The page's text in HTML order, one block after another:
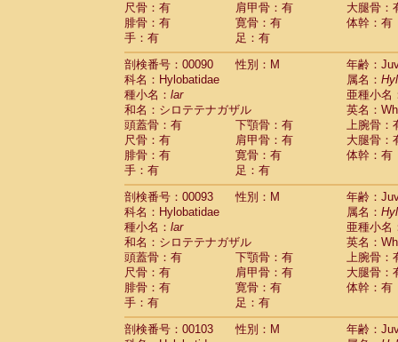
尺骨：有
肩甲骨：有
大腿骨：
腓骨：有
寛骨：有
体幹：有
手：有
足：有
剖検番号：00090
性別：M
年齢：
科名：Hylobatidae
属名：
種小名： lar
亜種小名
和名：シロテテナガザル
英名：
頭蓋骨：有
下顎骨：有
上腕骨：
尺骨：有
肩甲骨：有
大腿骨：
腓骨：有
寛骨：有
体幹：有
手：有
足：有
剖検番号：00093
性別：M
年齢：
科名：Hylobatidae
属名：
種小名： lar
亜種小名
和名：シロテテナガザル
英名：
頭蓋骨：有
下顎骨：有
上腕骨：
尺骨：有
肩甲骨：有
大腿骨：
腓骨：有
寛骨：有
体幹：有
手：有
足：有
剖検番号：00103
性別：M
年齢：